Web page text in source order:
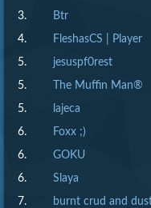
3. Btr
4. FleshasCS | Player
5. jesuspf0rest
5. The Muffin Man®
5. lajeca
6. Foxx ;)
6. GOKU
6. Slaya
7. burnt crud and